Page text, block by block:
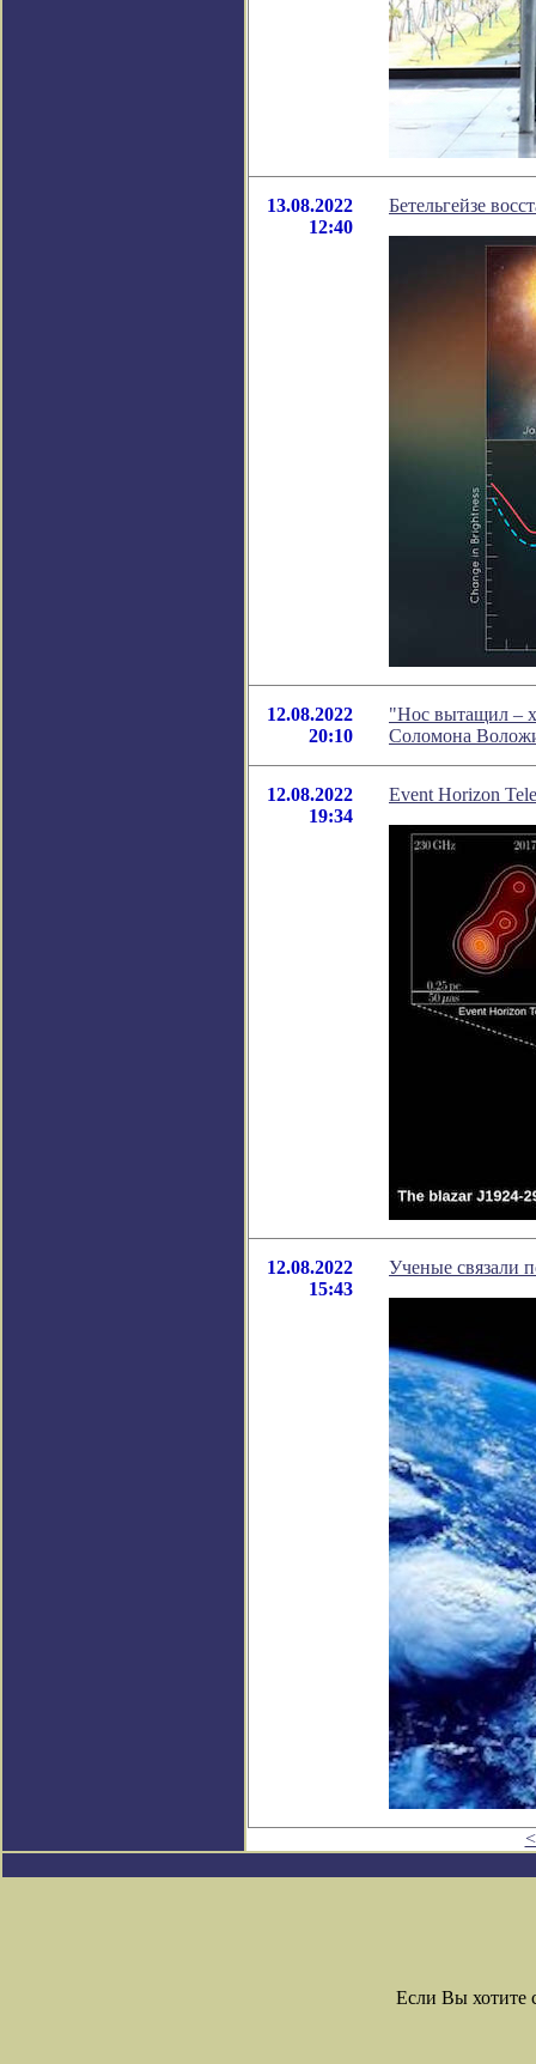
13.08.2022
12:40
Бетельгейзе
12.08.2022
20:10
"Нос вытащил –
Соломона
12.08.2022
19:34
Event Horizon
12.08.2022
15:43
Ученые связали
Если Вы хотите